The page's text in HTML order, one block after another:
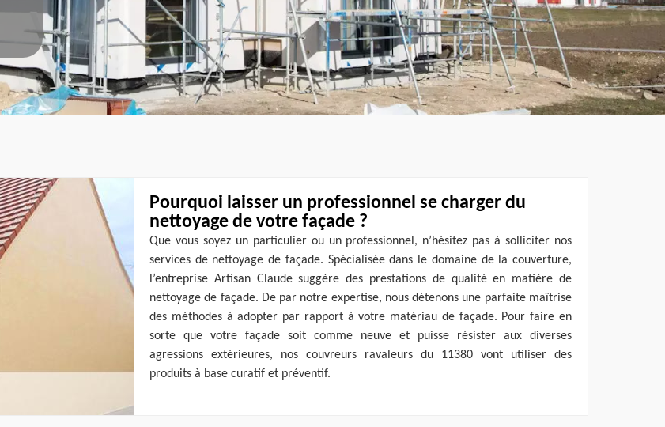
Pourquoi laisser un professionnel se charger du
nettoyage de votre façade ?
Que vous soyez un particulier ou un professionnel, n’hésitez pas à solliciter nos
services de nettoyage de façade. Spécialisée dans le domaine de la couverture,
l’entreprise Artisan Claude suggère des prestations de qualité en matière de
nettoyage de façade. De par notre expertise, nous détenons une parfaite maîtrise
des méthodes à adopter par rapport à votre matériau de façade. Pour faire en
sorte que votre façade soit comme neuve et puisse résister aux diverses
agressions extérieures, nos couvreurs ravaleurs du 11380 vont utiliser des
produits à base curatif et préventif.